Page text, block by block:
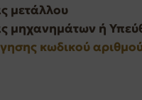
μετάλλου
μηχανημάτων ή
κωδικού